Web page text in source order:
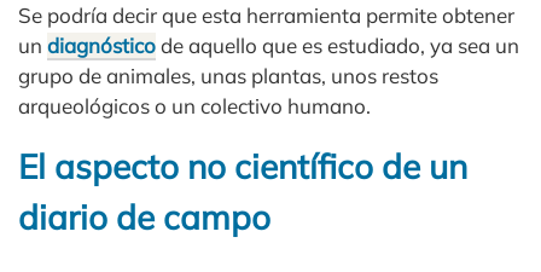
Se podría decir que esta herramienta permite obtener
un diagnósticode aquello que es estudiado, ya sea un
grupo de animales, unas plantas, unos restos
arqueológicos o un colectivo humano.
El aspecto no científico de un
diario de campo